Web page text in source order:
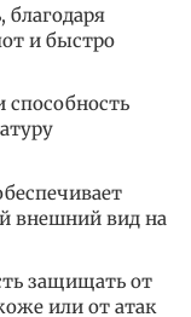
благодаря
и быстро
способность
внешний вид на
защищать от
или от атак